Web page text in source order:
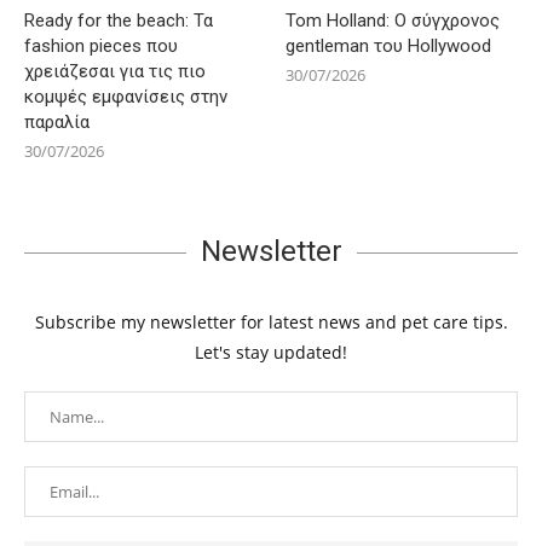
Ready for the beach: Τα
fashion pieces που
χρειάζεσαι για τις πιο
κομψές εμφανίσεις στην
παραλία
30/07/2026
Tom Holland: Ο σύγχρονος
gentleman του Hollywood
30/07/2026
Newsletter
Subscribe my newsletter for latest news and pet care tips.
Let's stay updated!